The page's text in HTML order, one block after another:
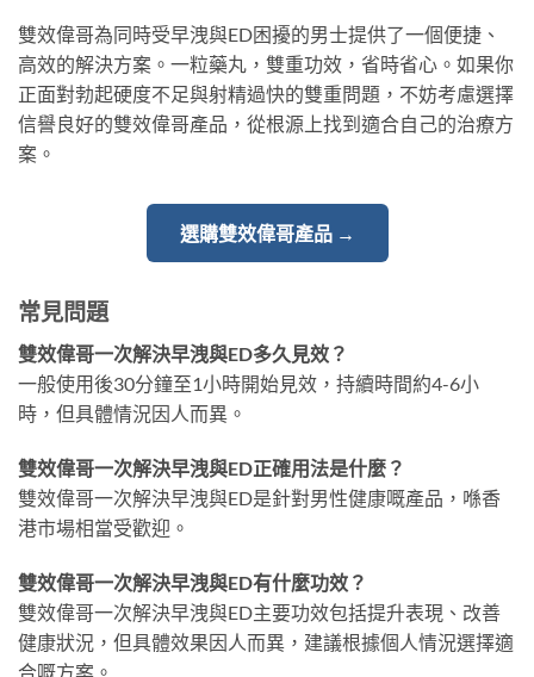
雙效偉哥為同時受早洩與ED困擾的男士提供了一個便捷、
高效的解決方案。一粒藥丸，雙重功效，省時省心。如果你
正面對勃起硬度不足與射精過快的雙重問題，不妨考慮選擇
信譽良好的雙效偉哥產品，從根源上找到適合自己的治療方
案。
選購雙效偉哥產品 →
常見問題
雙效偉哥一次解決早洩與ED多久見效？
一般使用後30分鐘至1小時開始見效，持續時間約4-6小
時，但具體情況因人而異。
雙效偉哥一次解決早洩與ED正確用法是什麼？
雙效偉哥一次解決早洩與ED是針對男性健康嘅產品，喺香
港市場相當受歡迎。
雙效偉哥一次解決早洩與ED有什麼功效？
雙效偉哥一次解決早洩與ED主要功效包括提升表現、改善
健康狀況，但具體效果因人而異，建議根據個人情況選擇適
合嘅方案。